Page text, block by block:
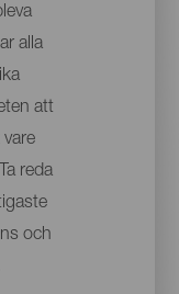
alla
att
reda
och